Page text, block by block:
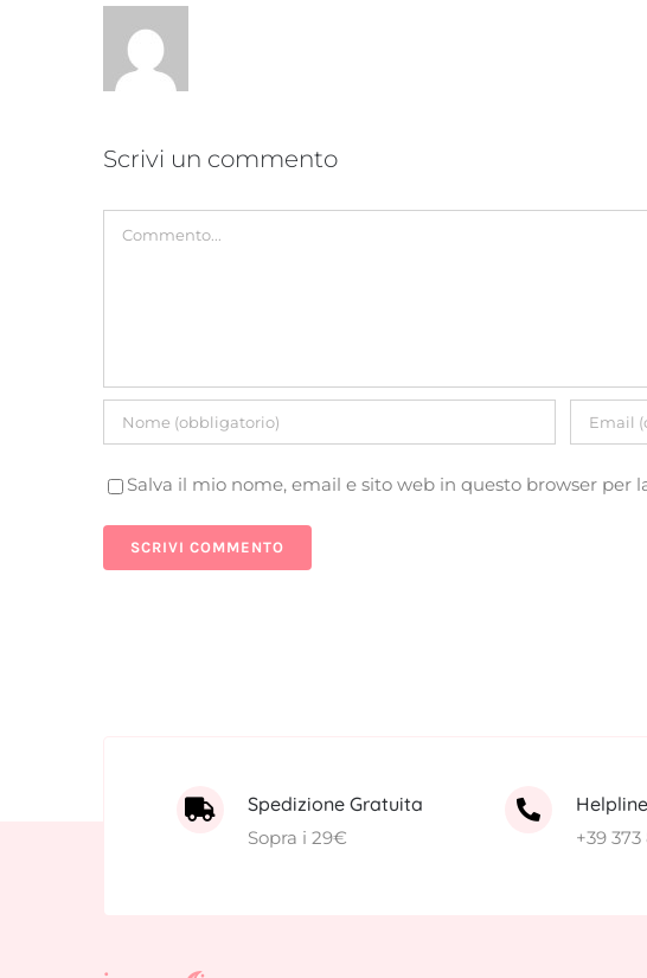
Scrivi un commento
Commento
Salva il mio nome, email e sito web in questo browser per
Spedizione Gratuita
Sopra i 29€
Helpline
+39 373